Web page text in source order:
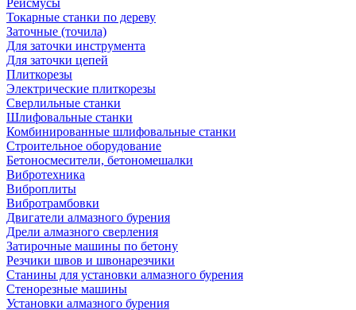
Рейсмусы
Токарные станки по дереву
Заточные (точила)
Для заточки инструмента
Для заточки цепей
Плиткорезы
Электрические плиткорезы
Сверлильные станки
Шлифовальные станки
Комбинированные шлифовальные станки
Строительное оборудование
Бетоносмесители, бетономешалки
Вибротехника
Виброплиты
Вибротрамбовки
Двигатели алмазного бурения
Дрели алмазного сверления
Затирочные машины по бетону
Резчики швов и швонарезчики
Станины для установки алмазного бурения
Стенорезные машины
Установки алмазного бурения